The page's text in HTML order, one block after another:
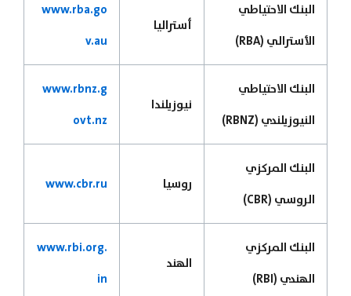
البنك الاحتياطي
الأسترالي (RBA)
أستراليا
www.rba.go
v.au
البنك الاحتياطي
النيوزيلندي (RBNZ)
نيوزيلندا
www.rbnz.g
ovt.nz
البنك المركزي
الروسي (CBR)
روسيا www.cbr.ru
البنك المركزي
الهندي (RBI)
الهند
www.rbi.org.
in